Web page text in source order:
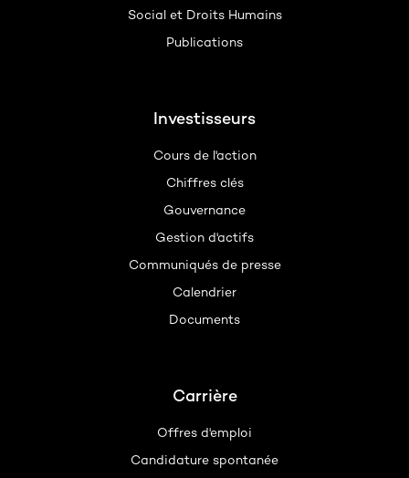
Social et Droits Humains
Publications
Investisseurs
Cours de l'action
Chiffres clés
Gouvernance
Gestion d'actifs
Communiqués de presse
Calendrier
Documents
Carrière
Offres d'emploi
Candidature spontanée